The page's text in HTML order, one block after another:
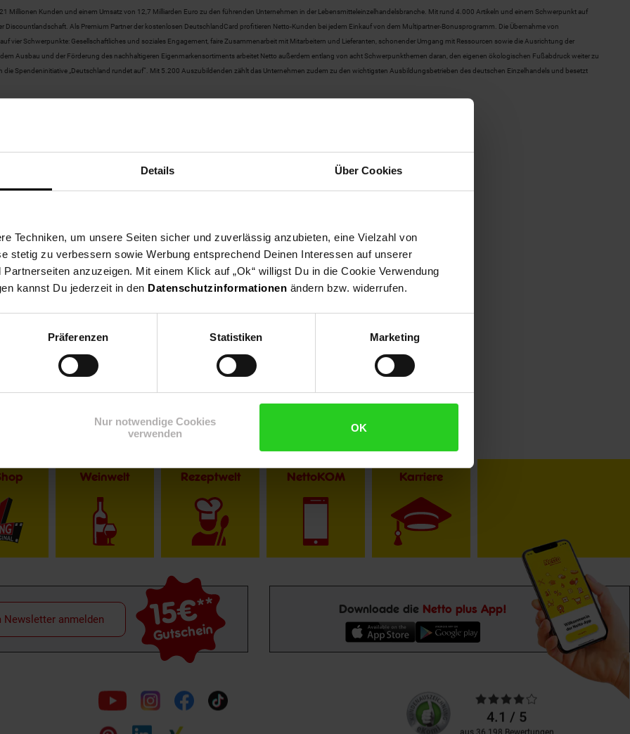
Details Über Cookies
Techniken, um unsere Seiten sicher und zuverlässig anzubieten, eine Vielzahl von
stetig zu verbessern sowie Werbung entsprechend Deinen Interessen auf unserer
anzuzeigen. Mit einem Klick auf „Ok“ willigst Du in die Cookie Verwendung
kannst Du jederzeit in den Datenschutzinformationen ändern bzw. widerrufen.
Präferenzen Statistiken Marketing
Nur notwendige Cookies
verwenden
OK
Kunden und einem Umsatz von 12,7 Milliarden Euro zu den führenden Unternehmen in der Lebensmitteleinzelhandelsbranche. Mit rund 4.000 Artikeln und einem Schwerpunkt auf
Als Premium Partner der kostenlosen DeutschlandCard profitieren Netto-Kunden bei jedem Einkauf von dem Multipartner-Bonusprogramm. Die Übernahme von
vier Schwerpunkte: Gesellschaftliches und soziales Engagement, faire Zusammenarbeit mit Mitarbeitern und Lieferanten, schonender Umgang mit Ressourcen sowie die Ausrichtung der
Ausbau und der Förderung des nachhaltigeren Eigenmarkensortiments arbeitet Netto außerdem entlang von acht Schwerpunkthemen daran, den eigenen ökologischen Fußabdruck weiter zu
Spendeninitiative „Deutschland rundet auf“. Mit 5.200 Auszubildenden zählt das Unternehmen zudem zu den wichtigsten Ausbildungsbetrieben des deutschen Einzelhandels und besetzt
Zurück zu Unternehmen Zurück zu Presse
Weinwelt Rezeptwelt NettoKOM Karriere
15€**
Gutschein
Newsletter anmelden
Downloade die Netto plus App!
Folge
uns
auf
Kundenbewertungen
Durchschnittliche
Bewertungen4.1 / 5
aus 36.198 Bewertungen